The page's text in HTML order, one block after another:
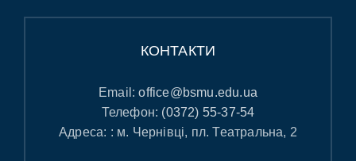
КОНТАКТИ
Email:office@bsmu.edu.ua
Телефон: (0372) 55-37-54
Адреса: : м. Чернівці, пл. Театральна, 2